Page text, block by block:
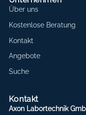
Über uns
Kostenlose Beratung
Kontakt
Angebote
Suche
Kontakt
Axon Labortechnik